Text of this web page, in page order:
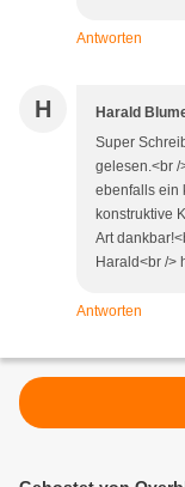
Antworten
H Harald
Super
gelesen.<br /
ebenfalls ein
konstruktive
Art
Harald<br />
Antworten